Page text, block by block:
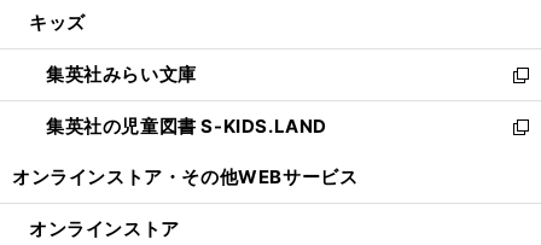
開
く
ウ
で
開
く
ン
ド
ウ
で
ウ
ィ
ン
ド
開
キッズ
集英社みらい文庫
新
し
い
ン
集英社の児童図書 S-KIDS.LAND
新
ウ
オンラインストア・ その他WEBサービス
オンラインストア